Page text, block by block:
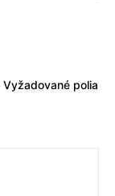
Vyžadované polia